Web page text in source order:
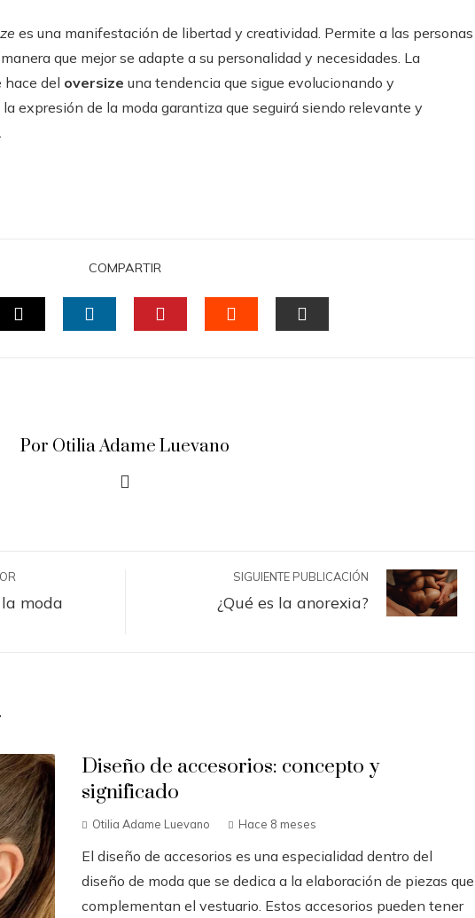
es una manifestación de libertad y creatividad. Permite a las personas
que mejor se adapte a su personalidad y necesidades. La
hace del oversize una tendencia que sigue evolucionando y
expresión de la moda garantiza que seguirá siendo relevante y
COMPARTIR
Por Otilia Adame Luevano
la moda
SIGUIENTE PUBLICACIÓN
¿Qué es la anorexia?
Diseño de accesorios: concepto y
significado
Otilia Adame Luevano Hace 8 meses
El diseño de accesorios es una especialidad dentro del
diseño de moda que se dedica a la elaboración de piezas que
complementan el vestuario. Estos accesorios pueden tener